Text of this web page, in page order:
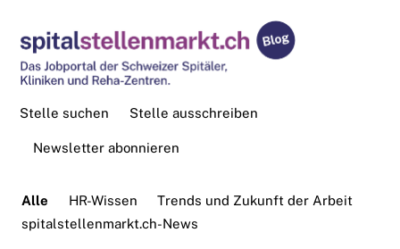
Stelle ausschreiben
Stelle suchen
Newsletter abonnieren
Alle HR-Wissen
Trends und Zukunft der Arbeit
spitalstellenmarkt.ch-News